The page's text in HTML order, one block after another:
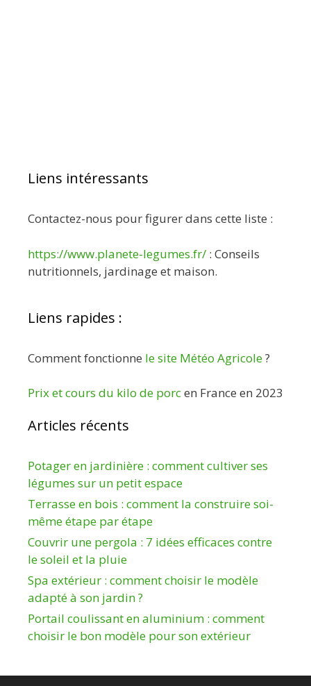
Liens intéressants
Contactez-nous pour figurer dans cette liste :
https://www.planete-legumes.fr/ : Conseils
nutritionnels, jardinage et maison.
Liens rapides :
Comment fonctionne le site Météo Agricole?
Prix et cours du kilo de porcen France en 2023
Articles récents
Potager en jardinière : comment cultiver ses
légumes sur un petit espace
Terrasse en bois : comment la construire soi-
même étape par étape
Couvrir une pergola : 7 idées efficaces contre
le soleil et la pluie
Spa extérieur : comment choisir le modèle
adapté à son jardin ?
Portail coulissant en aluminium : comment
choisir le bon modèle pour son extérieur